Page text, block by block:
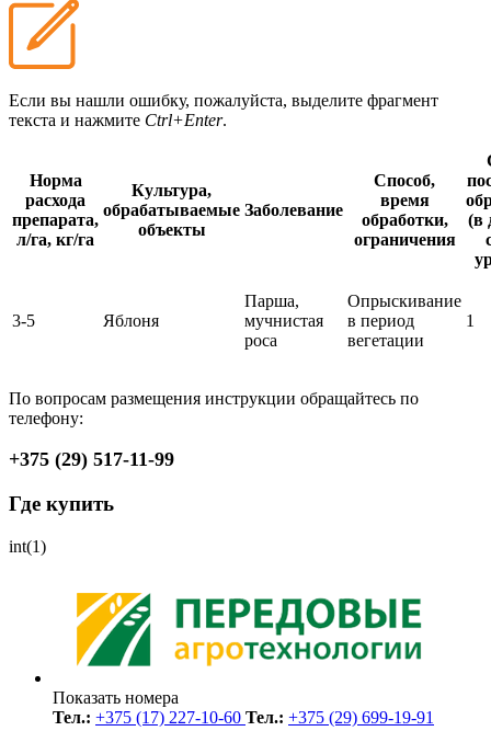
Если вы нашли ошибку, пожалуйста, выделите фрагмент
текста и нажмите Ctrl+Enter.
Норма
расхода
препарата,
л/га, кг/га
Культура,
обрабатываемые
объекты
Заболевание
Способ,
время
обработки,
ограничения
(в
3-5 Яблоня
Парша,
мучнистая
роса
Опрыскивание
в период
вегетации
1
По вопросам размещения инструкции обращайтесь по
телефону:
+375 (29) 517-11-99
Где купить
int(1)
Показать номера
Тел.: +375 (17) 227-10-60 Тел.: +375 (29) 699-19-91